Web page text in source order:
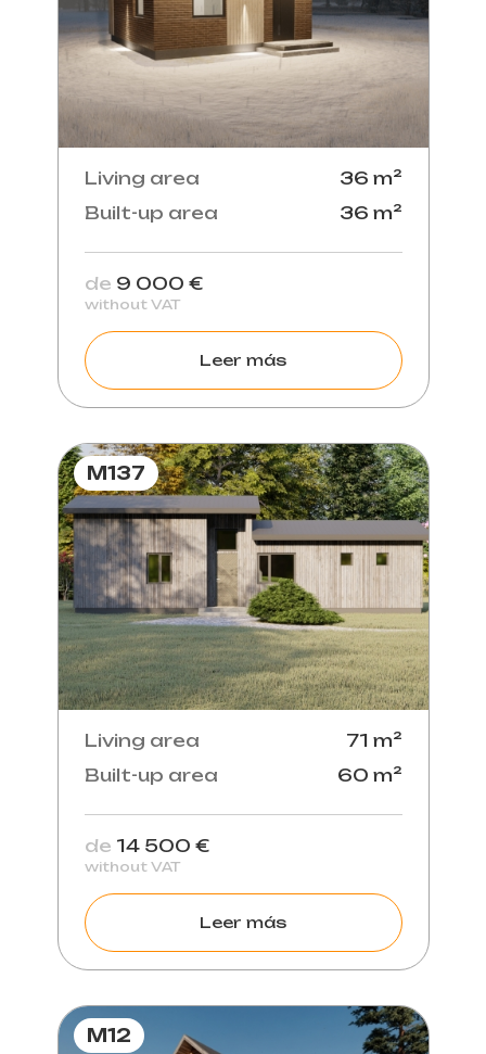
Living area
36 m²
Built-up area
36 m²
de 9 000 €
without VAT
Leer más
M137
Living area
71 m²
Built-up area
60 m²
de 14 500 €
without VAT
Leer más
M12